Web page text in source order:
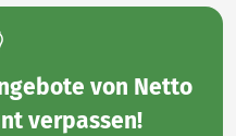
von Netto
verpassen!